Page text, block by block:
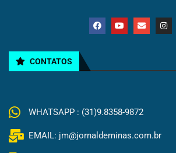
CONTATOS
WHATSAPP : (31)9.8358-9872
EMAIL: jm@jornaldeminas.com.br